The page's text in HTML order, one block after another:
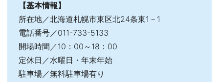
【基本情報】
所在地／北海道札幌市東区北24条東1－1
電話番号／011-733-5133
開場時間／10：00～18：00
定休日／水曜日・年末年始
駐車場／無料駐車場有り